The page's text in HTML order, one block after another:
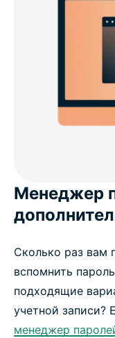
Менеджер
Сколько раз вам
вспомнить
подходящие
учетной записи?
менеджер